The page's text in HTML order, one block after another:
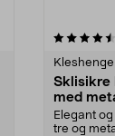
Sklisikre
med
Elegant
tre og